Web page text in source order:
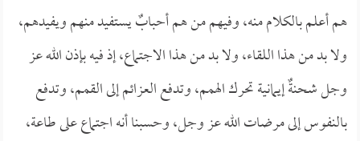
هم أعلم بالكلام منه، وفيهم من هم أحبابٌ يستفيد منهم ويفيدهم،
ولا بد من هذا اللقاء، ولا بد من هذا الاجتماع، إذ فيه بإذن الله عز
وجل شحنةٌ إيمانية تحرك الهمم، وتدفع العزائم إلى القمم، وتدفع
بالنفوس إلى مرضات الله عز وجل، وحسبنا أنه اجتماع على طاعة،